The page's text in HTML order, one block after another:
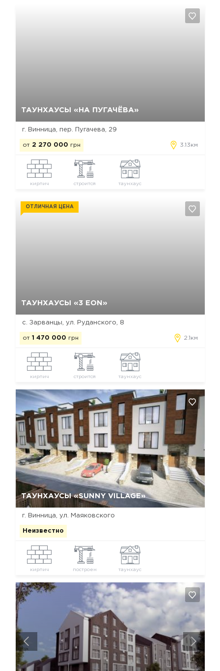
ТАУНХАУСЫ «НА ПУГАЧЁВА»
г. Винница, пер. Пугачева, 29
от 2 270 000 грн 3.13км
кирпич строится таунхаус
ТАУНХАУСЫ «3 EON»
ОТЛИЧНАЯ ЦЕНА
с. Зарванцы, ул. Руданского, 8
от 1 470 000 грн 2.1км
кирпич строится таунхаус
ТАУНХАУСЫ «SUNNY VILLAGE»
г. Винница, ул. Маяковского
Неизвестно
кирпич построен таунхаус
Да, удалить Отмена